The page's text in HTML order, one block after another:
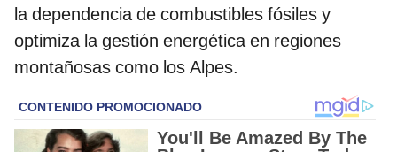
la dependencia de combustibles fósiles y
optimiza la gestión energética en regiones
montañosas como los Alpes.